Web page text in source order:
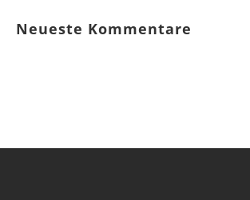
Neueste Kommentare